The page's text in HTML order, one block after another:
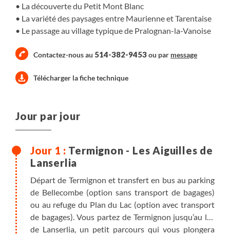
La découverte du Petit Mont Blanc
La variété des paysages entre Maurienne et Tarentaise
Le passage au village typique de Pralognan-la-Vanoise
Contactez-nous au 514-382-9453ou par message
Télécharger la fiche technique
Jour par jour
Termignon - Les Aiguilles de
Lanserlia
Départ de Termignon et transfert en bus au parking
de Bellecombe (option sans transport de bagages)
ou au refuge du Plan du Lac (option avec transport
de bagages). Vous partez de Termignon jusqu’au lac
de Lanserlia, un petit parcours qui vous plongera